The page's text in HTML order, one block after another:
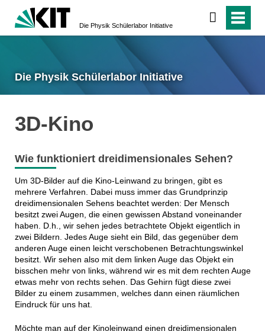
Die Physik Schülerlabor Initiative
Die Physik Schülerlabor Initiative
3D-Kino
Wie funktioniert dreidimensionales Sehen?
Um 3D-Bilder auf die Kino-Leinwand zu bringen, gibt es
mehrere Verfahren. Dabei muss immer das Grundprinzip
dreidimensionalen Sehens beachtet werden: Der Mensch
besitzt zwei Augen, die einen gewissen Abstand voneinander
haben. D.h., wir sehen jedes betrachtete Objekt eigentlich in
zwei Bildern. Jedes Auge sieht ein Bild, das gegenüber dem
anderen Auge einen leicht verschobenen Betrachtungswinkel
besitzt. Wir sehen also mit dem linken Auge das Objekt ein
bisschen mehr von links, während wir es mit dem rechten Auge
etwas mehr von rechts sehen. Das Gehirn fügt diese zwei
Bilder zu einem zusammen, welches dann einen räumlichen
Eindruck für uns hat.
Möchte man auf der Kinoleinwand einen dreidimensionalen